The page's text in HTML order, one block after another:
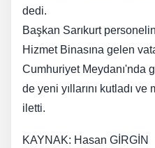
dedi.
Başkan Sarıkurt
Hizmet Binasına gelen
Cumhuriyet Meydanı'nda
de yeni yıllarını kutladı
iletti.
KAYNAK: Hasan GİRGİN